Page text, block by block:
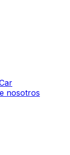
nosotros